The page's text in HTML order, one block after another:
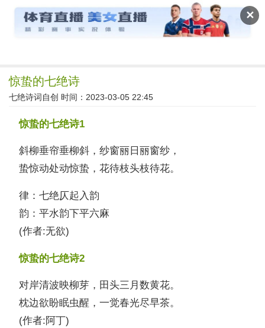
✕
读文斋
惊蛰的七绝诗
七绝诗词自创 时间：2023-03-05 22:45
惊蛰的七绝诗1
斜柳垂帘垂柳斜，纱窗丽日丽窗纱，
蛰惊动处动惊蛰，花待枝头枝待花。
律：七绝仄起入韵
韵：平水韵下平六麻
(作者:无欲)
惊蛰的七绝诗2
对岸清波映柳芽，田头三月数黄花。
枕边欲盼眠虫醒，一觉春光尽早茶。
(作者:阿丁)